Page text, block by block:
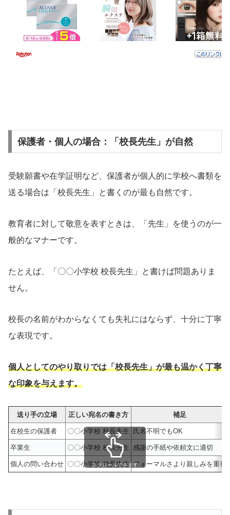
保護者・個人の場合：「校長先生」が自然
受験願書や在学証明など、保護者が個人的に学校へ書類を
送る場合は「校長先生」と書くのが最も自然です。
教育者に対して敬意を表すときは、「先生」を使うのが一
般的なマナーです。
たとえば、「〇〇小学校 校長先生」と書けば問題ありま
せん。
校長の名前がわからなくても失礼にはならず、十分に丁寧
な表現です。
個人としてのやり取りでは「校長先生」が最も温かく丁寧
な印象を与えます。
送り手の立場 正しい宛名の書き方 補足
在校生の保護者 〇〇小学校 校長先生 氏名不明でもOK
卒業生 〇〇小学校 校長先生 感謝の手紙や依頼文に適切
個人の問い合わせ 〇〇小学校 校長先生 フォーマルさより親しみを重視
スクロールできます